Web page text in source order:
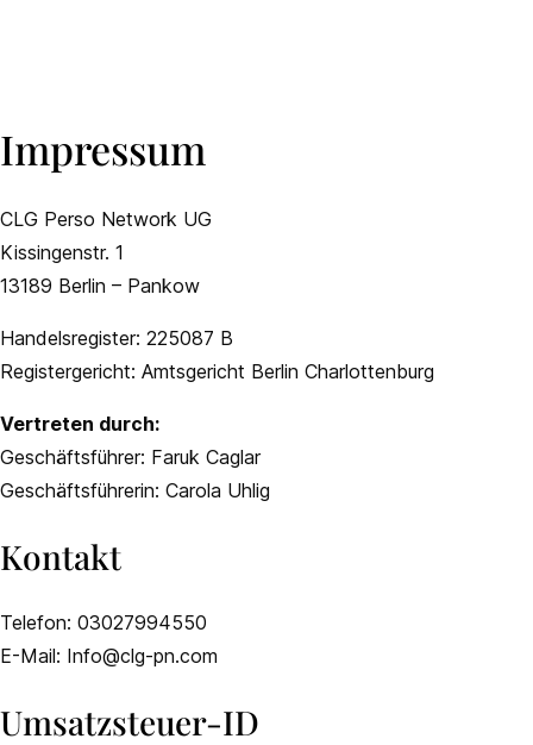
Impressum
CLG Perso Network UG
Kissingenstr. 1
13189 Berlin – Pankow
Handelsregister: 225087 B
Registergericht: Amtsgericht Berlin Charlottenburg
Vertreten durch:
Geschäftsführer: Faruk Caglar
Geschäftsführerin: Carola Uhlig
Kontakt
Telefon: 03027994550
E-Mail: Info@clg-pn.com
Umsatzsteuer-ID